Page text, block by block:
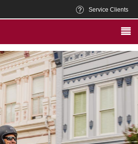
Service Clients